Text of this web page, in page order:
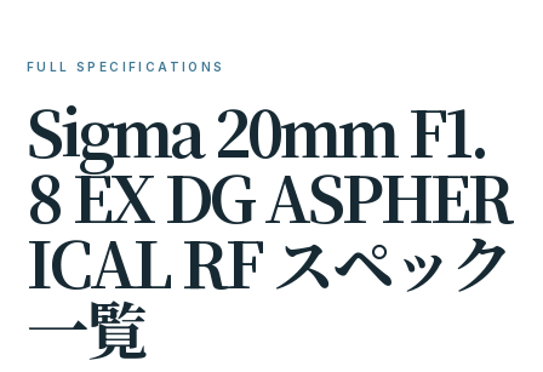
FULL SPECIFICATIONS
Sigma20mmF1.
8EXDGASPHER
ICALRFスペック
一覧